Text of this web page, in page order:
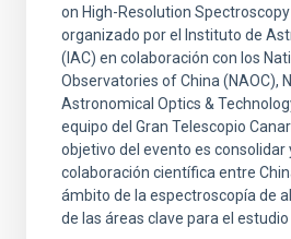
on High-Resolution
organizado por el Instituto de
(IAC) en colaboración con los
Observatories of China (NAOC),
Astronomical Optics &
equipo del Gran Telescopio
objetivo del evento es consolidar
colaboración científica entre
ámbito de la espectroscopía de
de las áreas clave para el estudio